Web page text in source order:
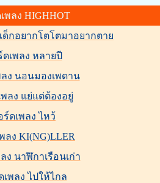
พลง HIGHHOT
ด็กอยากโตโตมาอยากตาย
ดเพลง หลายปี
ง นอนมองเพดาน
ลง แย่แต่ต้องอยู่
ร์ดเพลง ไหว้
ลง KI(NG)LLER
ง นาฬิกาเรือนเก่า
เพลง ไปให้ไกล